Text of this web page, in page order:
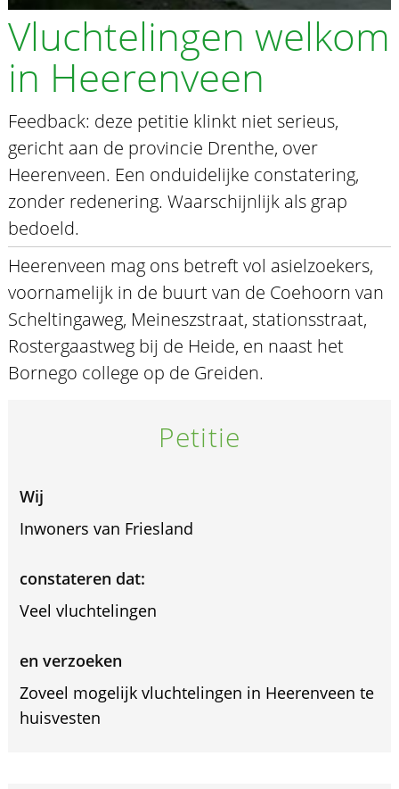
Vluchtelingen welkom
in Heerenveen
Feedback: deze petitie klinkt niet serieus,
gericht aan de provincie Drenthe, over
Heerenveen. Een onduidelijke constatering,
zonder redenering. Waarschijnlijk als grap
bedoeld.
Heerenveen mag ons betreft vol asielzoekers,
voornamelijk in de buurt van de Coehoorn van
Scheltingaweg, Meineszstraat, stationsstraat,
Rostergaastweg bij de Heide, en naast het
Bornego college op de Greiden.
Petitie
Wij
Inwoners van Friesland
constateren dat:
Veel vluchtelingen
en verzoeken
Zoveel mogelijk vluchtelingen in Heerenveen te
huisvesten